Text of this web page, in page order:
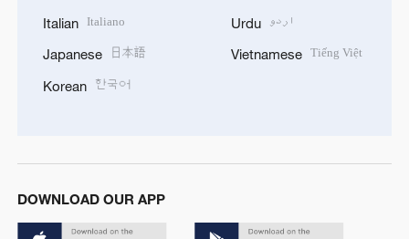
Italian Italiano
Japanese 日本語
Korean 한국어
Urdu اردو
Vietnamese Tiếng Việt
DOWNLOAD OUR APP